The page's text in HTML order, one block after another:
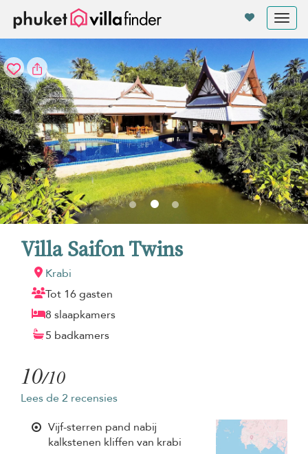
Villa Saifon Twins
Krabi
Tot 16 gasten
8 slaapkamers
5 badkamers
10/10
Lees de 2 recensies
Vijf-sterren pand nabij
kalkstenen kliffen van krabi
Cookies beheer paneel